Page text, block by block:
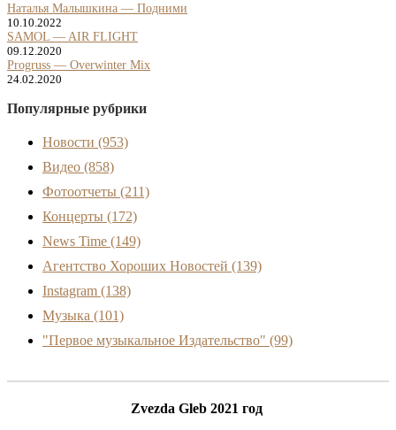
Наталья Малышкина — Подними
10.10.2022
SAMOL — AIR FLIGHT
09.12.2020
Progruss — Overwinter Mix
24.02.2020
Популярные рубрики
Новости (953)
Видео (858)
Фотоотчеты (211)
Концерты (172)
News Time (149)
Агентство Хороших Новостей (139)
Instagram (138)
Музыка (101)
"Первое музыкальное Издательство" (99)
Zvezda Gleb 2021 год